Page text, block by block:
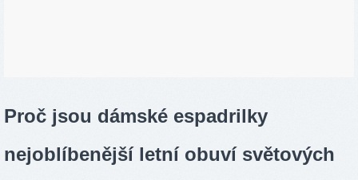
Proč jsou dámské espadrilky
nejoblíbenější letní obuví světových